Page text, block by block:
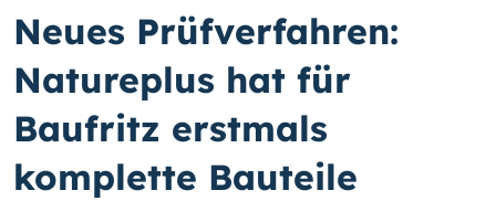
Neues Prüfverfahren:
Natureplus hat für
Baufritz erstmals
komplette Bauteile